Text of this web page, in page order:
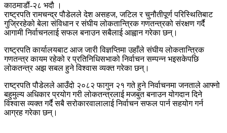
काठमाडौं-२८ भदौ ।
राष्ट्रपति रामचन्द्र पौडेलले देश असहज, जटिल र चुनौतीपूर्ण परिस्थितिबाट
गुज्रिरहेको बेला संविधान र संघीय लोकतान्त्रिक गणतन्त्रको संरक्षण गर्दै
आगामी निर्वाचनलाई सफल बनाउन सबैलाई आह्वान गरेका छन्।
राष्ट्रपति कार्यालयबाट आज जारी विज्ञप्तिमा उहाँले संघीय लोकतान्त्रिक
गणतन्त्र कायम रहेको र प्रतिनिधिसभाको निर्वाचन सम्पन्न भइसकेपछि
लोकतन्त्र अझ सबल हुने विश्वास व्यक्त गरेका छन्।
राष्ट्रपति पौडेलले आउँदो २०८२ फागुन २१ गते हुने निर्वाचनमा जनताले आफ्नो
बहुमुल्य अधिकार प्रयोग गरी लोकतन्त्रलाई मजबुत बनाउन योगदान दिने
विश्वास व्यक्त गर्दै सबै सरोकारवालालाई निर्वाचन सफल पार्न सहयोग गर्न
आग्रह गरेका छन्।